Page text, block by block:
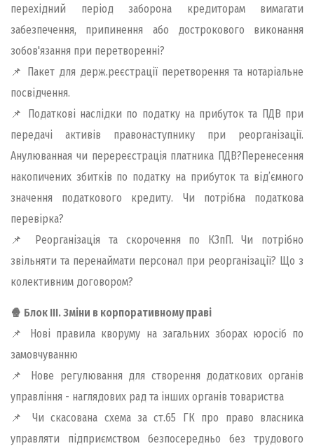
перехідний період заборона кредиторам вимагати
забезпечення, припинення або дострокового виконання
зобов'язання при перетворенні?
📌 Пакет для держ.реєстрації перетворення та нотаріальне
посвідчення.
📌 Податкові наслідки по податку на прибуток та ПДВ при
передачі активів правонаступнику при реорганізації.
Анулюванная чи перереєстрація платника ПДВ?Перенесення
накопичених збитків по податку на прибуток та від’ємного
значення податкового кредиту. Чи потрібна податкова
перевірка?
📌 Реорганізація та скорочення по КЗпП. Чи потрібно
звільняти та перенаймати персонал при реорганізації? Що з
колективним договором?
🍿 Блок ІІІ. Зміни в корпоративному праві
📌 Нові правила кворуму на загальних зборах юросіб по
замовчуванню
📌 Нове регулювання для створення додаткових органів
управління - наглядових рад та інших органів товариства
📌 Чи скасована схема за ст.65 ГК про право власника
управляти підприємством безпосередньо без трудового